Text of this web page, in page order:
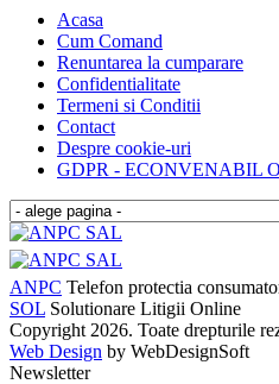
Acasa
Cum Comand
Renuntarea la cumparare
Confidentialitate
Termeni si Conditii
Contact
Despre cookie-uri
GDPR - ECONVENABIL
ANPC Telefon protectia
SOL Solutionare Litigii Online
Copyright 2026. Toate drepturile
Web Design by WebDesignSoft
Newsletter